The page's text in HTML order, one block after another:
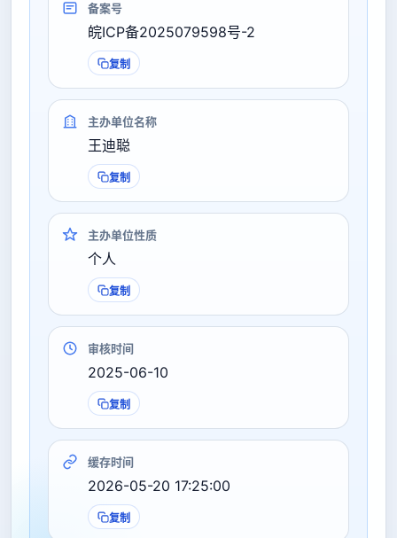
备案号
皖ICP备2025079598号-2
复制
主办单位名称
王迪聪
复制
主办单位性质
个人
复制
审核时间
2025-06-10
复制
缓存时间
2026-05-20 17:25:00
复制